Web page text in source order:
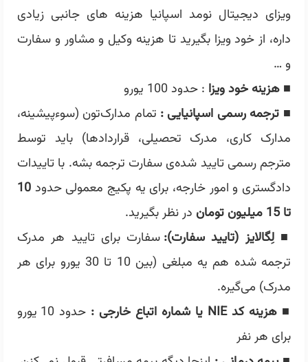
ویزای دیجیتال نومد اسپانیا هزینه های جانبی زیادی
داره، از خود ویزا بگیرید تا هزینه وکیل و مشاور و سفارت
و …
■ هزینه خود ویزا : حدود 100 یورو
■ ترجمه رسمی اسپانیایی : تمام مدارک‌تون (سوءپیشینه،
مدارک کاری، مدرک تحصیلی، قراردادها) باید توسط
مترجم رسمی تایید شده‌ی سفارت ترجمه بشه. با تاییدات
دادگستری و امور خارجه، برای یه پکیج معمولی حدود 10
تا 15 میلیون تومان
در نظر بگیرید.
■لِگالایز (تایید سفارت): سفارت برای تایید هر مدرک
ترجمه شده هم یه مبلغی (بین 10 تا 30 یورو برای هر
مدرک) می‌گیره.
■ هزینه کد NIE یا شماره اتباع خارجی :
حدود 10 یورو
برای هر نفر